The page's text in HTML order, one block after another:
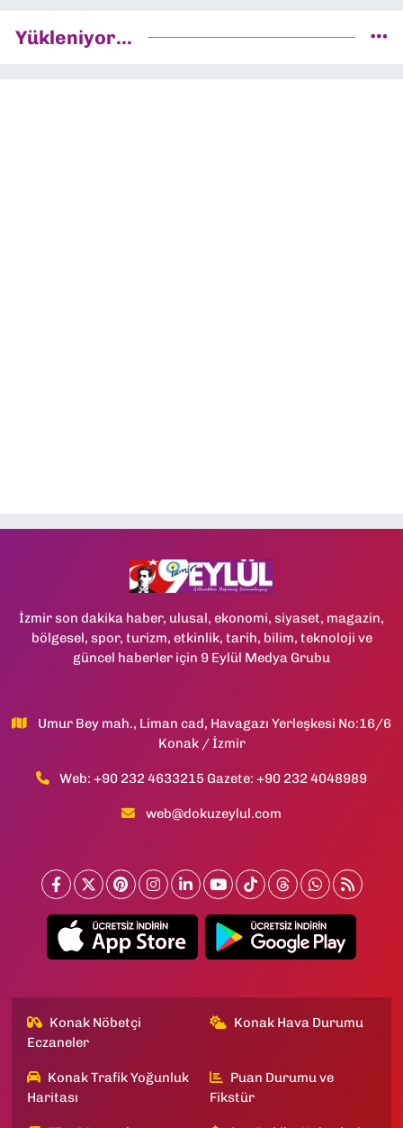
Yükleniyor...
İzmir son dakika haber, ulusal, ekonomi, siyaset, magazin,
bölgesel, spor, turizm, etkinlik, tarih, bilim, teknoloji ve
güncel haberler için 9 Eylül Medya Grubu
Umur Bey mah., Liman cad, Havagazı Yerleşkesi No:16/6
Konak / İzmir
Web: +90 232 4633215 Gazete: +90 232 4048989
web@dokuzeylul.com
Konak Nöbetçi
Eczaneler
Konak Hava Durumu
Konak Trafik Yoğunluk
Haritası
Puan Durumu ve
Fikstür